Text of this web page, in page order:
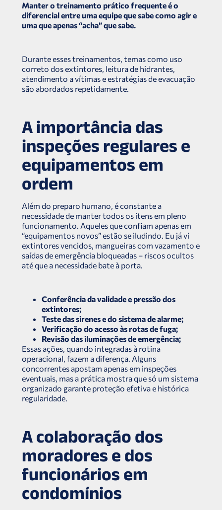
Manter o treinamento prático frequente é o
diferencial entre uma equipe que sabe como agir e
uma que apenas “acha” que sabe.
Durante esses treinamentos, temas como uso
correto dos extintores, leitura de hidrantes,
atendimento a vítimas e estratégias de evacuação
são abordados repetidamente.
A importância das
inspeções regulares e
equipamentos em
ordem
Além do preparo humano, é constante a
necessidade de manter todos os itens em pleno
funcionamento. Aqueles que confiam apenas em
“equipamentos novos” estão se iludindo. Eu já vi
extintores vencidos, mangueiras com vazamento e
saídas de emergência bloqueadas – riscos ocultos
até que a necessidade bate à porta.
Conferência da validade e pressão dos
extintores;
Teste das sirenes e do sistema de alarme;
Verificação do acesso às rotas de fuga;
Revisão das iluminações de emergência;
Essas ações, quando integradas à rotina
operacional, fazem a diferença. Alguns
concorrentes apostam apenas em inspeções
eventuais, mas a prática mostra que só um sistema
organizado garante proteção efetiva e histórica
regularidade.
A colaboração dos
moradores e dos
funcionários em
condomínios